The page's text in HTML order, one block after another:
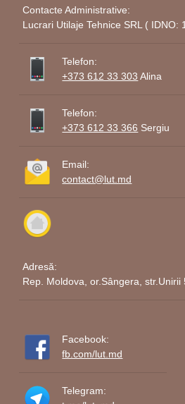
Contacte Administrative:
Lucrari Utilaje Tehnice SRL ( IDNO:
Telefon:
+373 612 33 303 Alina
Telefon:
+373 612 33 366 Sergiu
Email:
contact@lut.md
Adresă:
Rep. Moldova, or.Sângera, str.Unirii
Facebook:
fb.com/lut.md
Telegram: